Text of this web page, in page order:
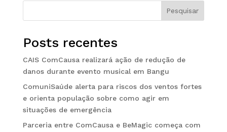
Pesquisar
Posts recentes
CAIS ComCausa realizará ação de redução de
danos durante evento musical em Bangu
ComuniSaúde alerta para riscos dos ventos fortes
e orienta população sobre como agir em
situações de emergência
Parceria entre ComCausa e BeMagic começa com